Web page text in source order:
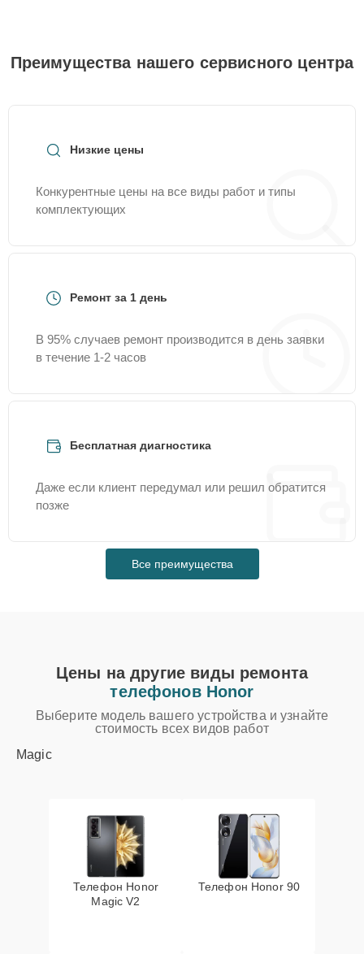
Преимущества нашего сервисного центра
Низкие цены
Конкурентные цены на все виды работ и типы
комплектующих
Ремонт за 1 день
В 95% случаев ремонт производится в день заявки
в течение 1-2 часов
Бесплатная диагностика
Даже если клиент передумал или решил обратится
позже
Все преимущества
Цены на другие виды ремонта
телефонов Honor
Выберите модель вашего устройства и узнайте
стоимость всех видов работ
Magic
Телефон Honor
Magic V2
Телефон Honor 90